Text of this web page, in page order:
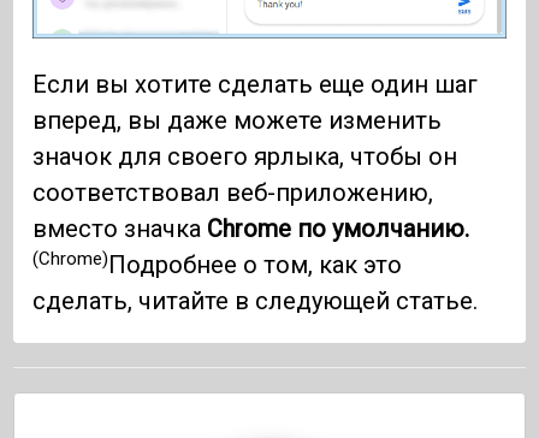
Если вы хотите сделать еще один шаг
вперед, вы даже можете изменить
значок для своего ярлыка, чтобы он
соответствовал веб-приложению,
вместо значка Chrome по умолчанию.
(Chrome)Подробнее о том, как это
сделать, читайте в следующей статье.